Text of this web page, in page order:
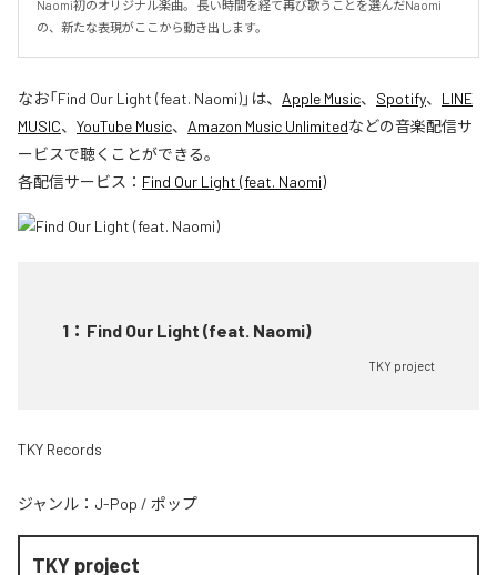
Naomi初のオリジナル楽曲。 長い時間を経て再び歌うことを選んだNaomi
の、新たな表現がここから動き出します。
なお「Find Our Light (feat. Naomi)」は、 Apple Music、 Spotify、 LINE
MUSIC、 YouTube Music、 Amazon Music Unlimitedなどの音楽配信サ
ービスで聴くことができる。
各配信サービス： Find Our Light (feat. Naomi)
1 ： Find Our Light (feat. Naomi)
TKY project
TKY Records
ジャンル： J-Pop / ポップ
TKY project